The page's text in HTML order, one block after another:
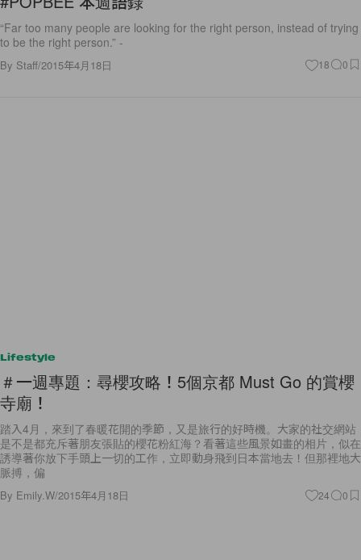
“Far too many people are looking for the right person, instead of trying
to be the right person.” -
By Staff/2015年4月18日 18 0
Lifestyle
＃一週專題：尋櫻攻略！5個京都 Must Go 的賞櫻
寺廟！
踏入4月，來到了春暖花開的季節，又是旅行的好時機。大家的社交網站
是不是都充斥著朋友張貼的櫻花粉紅海？看著這些風景如畫的相片，似在
誘導著你放下手頭上一切的工作，立即動身飛到日本當地去！但那裡地大
脈搏，偏
By Emily.W/2015年4月18日 24 0